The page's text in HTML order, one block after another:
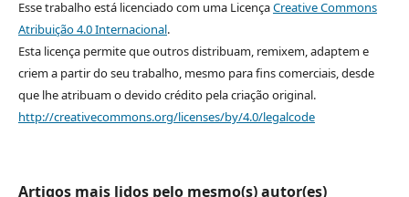
Esse trabalho está licenciado com uma LicençaCreative Commons
Atribuição 4.0 Internacional.
Esta licença permite que outros distribuam, remixem, adaptem e
criem a partir do seu trabalho, mesmo para fins comerciais, desde
que lhe atribuam o devido crédito pela criação original.
http://creativecommons.org/licenses/by/4.0/legalcode
Artigos mais lidos pelo mesmo(s) autor(es)